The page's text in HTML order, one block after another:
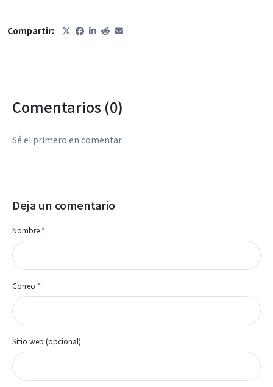
Compartir:
Comentarios (0)
Sé el primero en comentar.
Deja un comentario
Nombre *
Correo *
Sitio web (opcional)